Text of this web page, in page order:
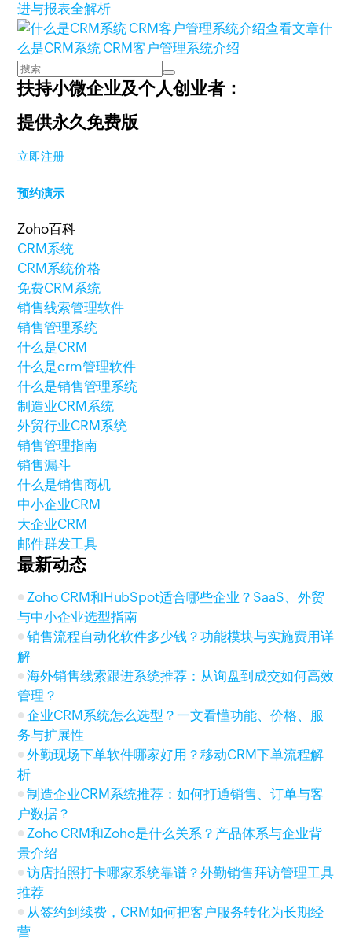
进与报表全解析
查看文章什
么是CRM系统 CRM客户管理系统介绍
扶持小微企业及个人创业者：
提供永久免费版
立即注册
预约演示
Zoho百科
CRM系统
CRM系统价格
免费CRM系统
销售线索管理软件
销售管理系统
什么是CRM
什么是crm管理软件
什么是销售管理系统
制造业CRM系统
外贸行业CRM系统
销售管理指南
销售漏斗
什么是销售商机
中小企业CRM
大企业CRM
邮件群发工具
最新动态
Zoho CRM和HubSpot适合哪些企业？SaaS、外贸
与中小企业选型指南
销售流程自动化软件多少钱？功能模块与实施费用详
解
海外销售线索跟进系统推荐：从询盘到成交如何高效
管理？
企业CRM系统怎么选型？一文看懂功能、价格、服
务与扩展性
外勤现场下单软件哪家好用？移动CRM下单流程解
析
制造企业CRM系统推荐：如何打通销售、订单与客
户数据？
Zoho CRM和Zoho是什么关系？产品体系与企业背
景介绍
访店拍照打卡哪家系统靠谱？外勤销售拜访管理工具
推荐
从签约到续费，CRM如何把客户服务转化为长期经
营